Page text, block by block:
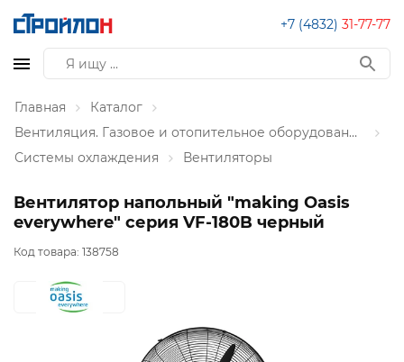
+7 (4832) 31-77-77
Главная
Каталог
Вентиляция. Газовое и отопительное оборудование
Системы охлаждения
Вентиляторы
Вентилятор напольный "making Oasis
everywhere" серия VF-180B черный
Код товара: 138758